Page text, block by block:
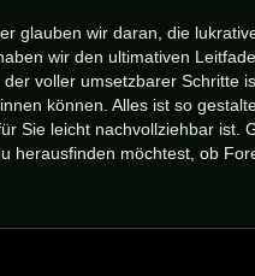
glauben wir daran, die
wir den ultimativen
voller umsetzbarer Schritte
können. Alles ist so
Sie leicht nachvollziehbar ist.
herausfinden möchtest, ob